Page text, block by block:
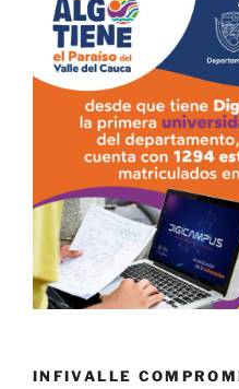
INFIVALLE